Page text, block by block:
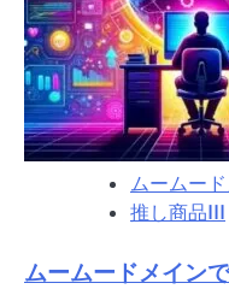
を
サ
ポ
ー
ト！」
イ
ン
「ド
メ
イ
ン
の
キ
ン
ムームー
推し商品III
ムームードメイン